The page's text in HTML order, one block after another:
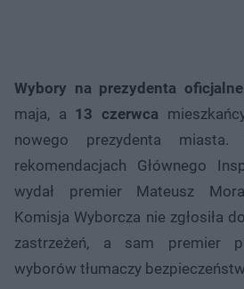
Wybory na prezydenta
maja, a 13 czerwca
nowego prezydenta
rekomendacjach Głównego
wydał premier Mateusz
Komisja Wyborcza nie zgłosiła
zastrzeżeń, a sam premier
wyborów tłumaczy